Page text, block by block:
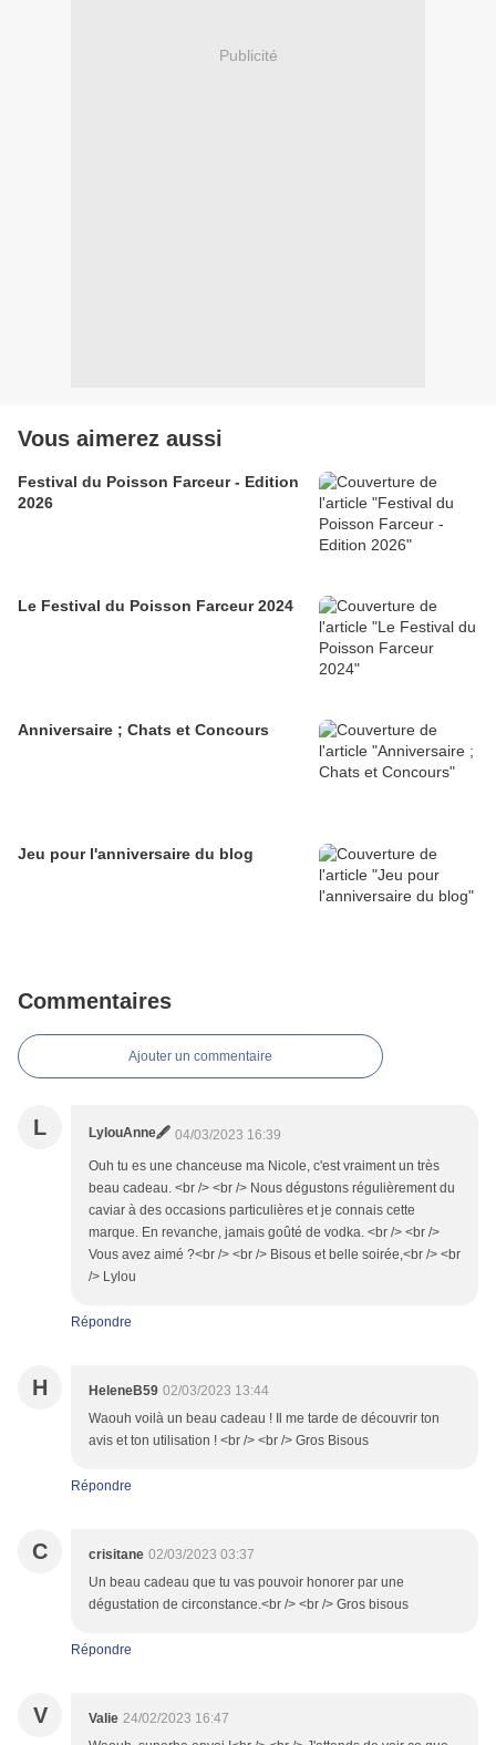
Publicité
Vous aimerez aussi
Festival du Poisson Farceur - Edition
2026
Le Festival du Poisson Farceur 2024
Anniversaire ; Chats et Concours
Jeu pour l'anniversaire du blog
Commentaires
Ajouter un commentaire
L LylouAnne🖋 04/03/2023 16:39
Ouh tu es une chanceuse ma Nicole, c'est vraiment un très
beau cadeau. <br /> <br /> Nous dégustons régulièrement du
caviar à des occasions particulières et je connais cette
marque. En revanche, jamais goûté de vodka. <br /> <br />
Vous avez aimé ?<br /> <br /> Bisous et belle soirée,<br /> <br
/> Lylou
Répondre
H HeleneB59 02/03/2023 13:44
Waouh voilà un beau cadeau ! Il me tarde de découvrir ton
avis et ton utilisation ! <br /> <br /> Gros Bisous
Répondre
C crisitane 02/03/2023 03:37
Un beau cadeau que tu vas pouvoir honorer par une
dégustation de circonstance.<br /> <br /> Gros bisous
Répondre
V Valie 24/02/2023 16:47